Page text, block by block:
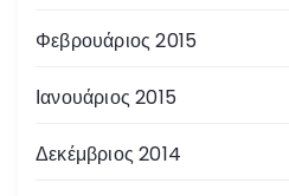
Φεβρουάριος 2015
Ιανουάριος 2015
Δεκέμβριος 2014